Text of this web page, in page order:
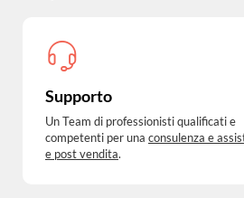
Supporto
Un Team di professionisti qualificati e
competenti per una consulenza e
e post vendita.